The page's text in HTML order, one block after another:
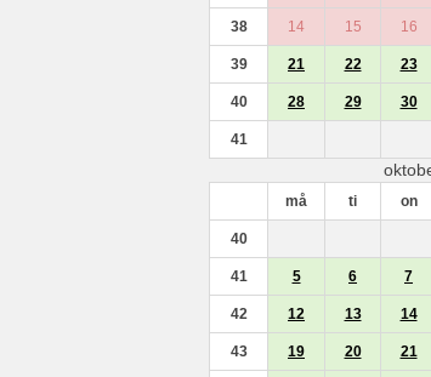
38 14 15 16
39 21 22 23
40 28 29 30
41
må ti on
40
41 5 6 7
42 12 13 14
43 19 20 21